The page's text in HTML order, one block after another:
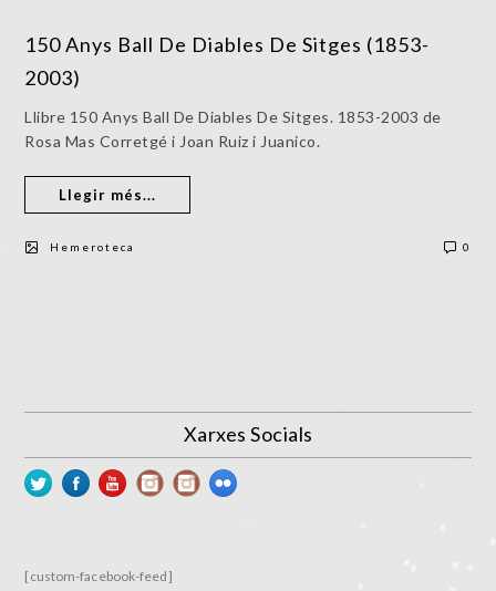
150 Anys Ball De Diables De Sitges (1853-
2003)
Llibre 150 Anys Ball De Diables De Sitges. 1853-2003 de
Rosa Mas Corretgé i Joan Ruiz i Juanico.
Llegir més...
Hemeroteca 0
Xarxes Socials
[custom-facebook-feed]